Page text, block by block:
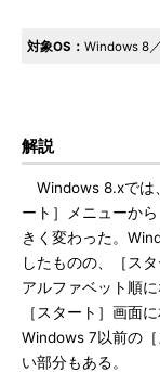
対象OS： Windows 8
解説
Windows 8.xでは
ート］メニューか
きく変わった。
したものの、［ス
アルファベット順
［スタート］画面
Windows 7以前の
い部分もある。